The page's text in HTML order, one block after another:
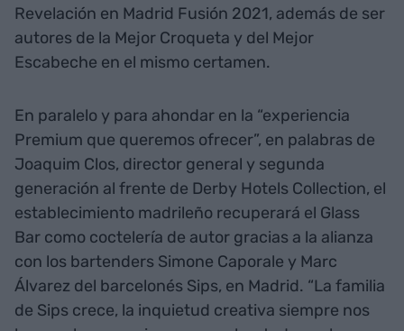
Revelación en Madrid Fusión 2021, además de ser
autores de la Mejor Croqueta y del Mejor
Escabeche en el mismo certamen.
En paralelo y para ahondar en la “experiencia
Premium que queremos ofrecer”, en palabras de
Joaquim Clos, director general y segunda
generación al frente de Derby Hotels Collection, el
establecimiento madrileño recuperará el Glass
Bar como coctelería de autor gracias a la alianza
con los bartenders Simone Caporale y Marc
Álvarez del barcelonés Sips, en Madrid. “La familia
de Sips crece, la inquietud creativa siempre nos